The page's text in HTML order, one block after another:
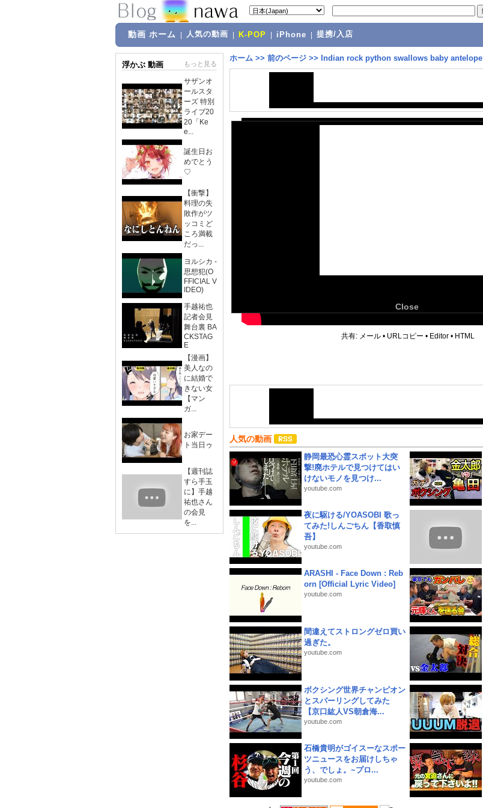
動画 ホーム 人気の動画 K-POP iPhone 提携/入店
浮かぶ 動画 もっと見る
サザンオ
ールスタ
ーズ 特別
ライブ20
20「Ke
e...
誕生日お
めでとう
♡
【衝撃】
料理の失
敗作がツ
ッコミど
ころ満載
だっ...
ヨルシカ -
思想犯(O
FFICIAL V
IDEO)
手越祐也
記者会見
舞台裏 BA
CKSTAG
E
【漫画】
美人なの
に結婚で
きない女
【マン
ガ...
お家デー
ト当日ゥ
【週刊誌
すら手玉
に】手越
祐也さん
の会見
を...
ホーム >> 前のページ >> Indian rock python swallows baby antelope
Close
共有: メール • URLコピー • Editor • HTML
人気の動画
静岡最恐心霊スポット大突
撃!廃ホテルで見つけてはい
けないモノを見つけ...
youtube.com
夜に駆ける/YOASOBI 歌っ
てみた!しんごちん【香取慎
吾】
youtube.com
ARASHI - Face Down : Reb
orn [Official Lyric Video]
youtube.com
間違えてストロングゼロ買い
過ぎた。
youtube.com
ボクシング世界チャンピオン
とスパーリングしてみた
【京口紘人VS朝倉海...
youtube.com
石橋貴明がゴイスーなスポー
ツニュースをお届けしちゃ
う、でしょ。~プロ...
youtube.com